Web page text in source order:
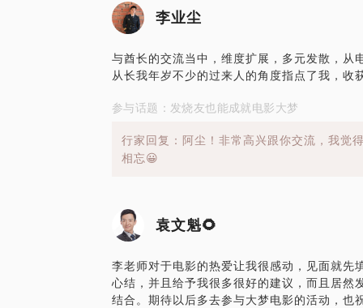
李业尘
与酋长的交流当中，维度扩展，多元发散，从
从长我年岁不少的过来人的角度指点了我，收
参与话题：发烧友也能成就电影大梦
行家回复：阿尘！非常高兴跟你交流，我觉
相忘😀
袁文魁🌻
李老师对于电影的热爱让我很感动，见面就先
心结，并且给予我很多很好的建议，而且居然
结合。期待以后多去参与大梦电影的活动，也